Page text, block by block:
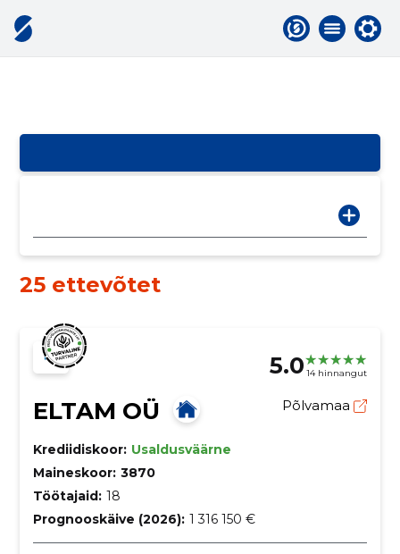
25 ettevõtet
5.0 14 hinnangut
ELTAM OÜ Põlvamaa
Krediidiskoor: Usaldusväärne
Maineskoor: 3870
Töötajaid: 18
Prognooskäive (2026): 1 316 150 €